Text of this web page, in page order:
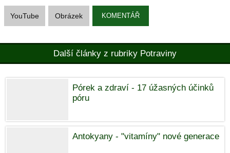
YouTube Obrázek KOMENTÁŘ
Další články z rubriky Potraviny
Pórek a zdraví - 17 úžasných účinků
póru
Antokyany - "vitamíny" nové generace